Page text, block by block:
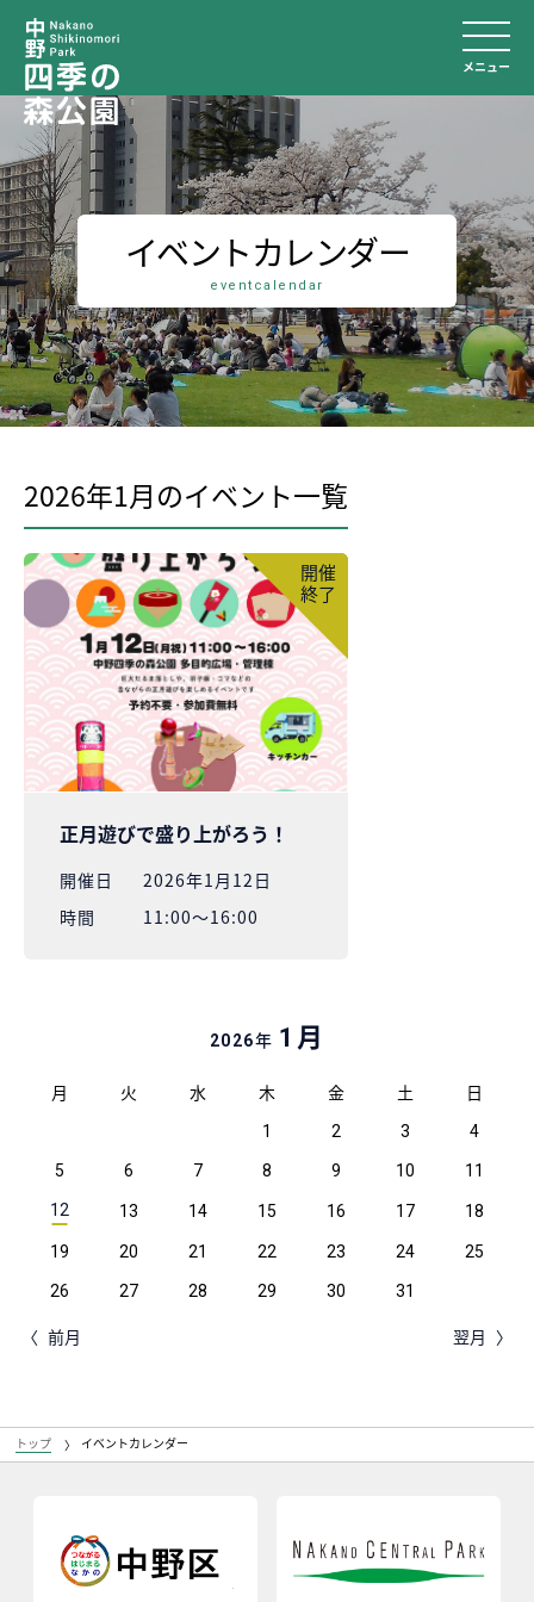
メニュー
イベントカレンダー
eventcalendar
2026年1月のイベント⼀覧
開催
終了
正月遊びで盛り上がろう！
開催⽇
2026年1月12日
時間
11:00～16:00
2026年 1 月
月 火 水 木 金 土 日
1 2 3 4
5 6 7 8 9 10 11
12 13 14 15 16 17 18
19 20 21 22 23 24 25
26 27 28 29 30 31
前月 翌月
トップ イベントカレンダー